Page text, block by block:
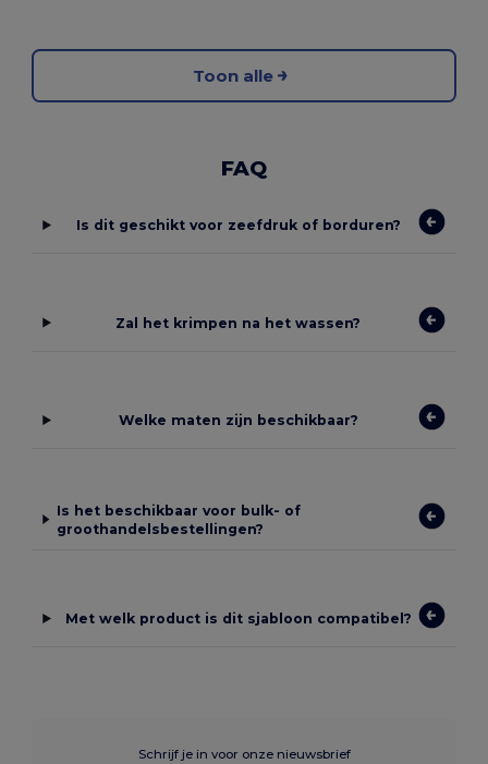
Toon alle
FAQ
Is dit geschikt voor zeefdruk of borduren?
Zal het krimpen na het wassen?
Welke maten zijn beschikbaar?
Is het beschikbaar voor bulk- of
groothandelsbestellingen?
Met welk product is dit sjabloon compatibel?
Schrijf je in voor onze nieuwsbrief